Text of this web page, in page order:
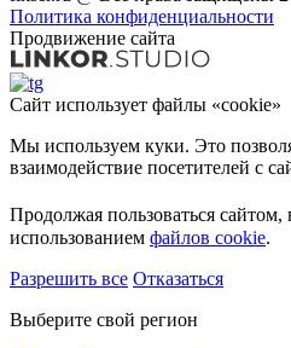
Политика конфиденциальности
Продвижение сайта
Сайт использует файлы «cookie»
Мы используем куки. Это
Продолжая пользоваться
использованием файлов cookie.
Разрешить все Отказаться
Выберите свой регион